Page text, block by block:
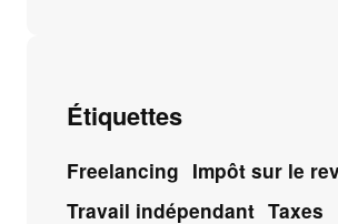
Étiquettes
Freelancing Impôt sur le
Travail indépendant Taxes